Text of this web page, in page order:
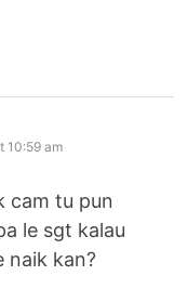
10:59 am
cam tu pun
le sgt kalau
naik kan?